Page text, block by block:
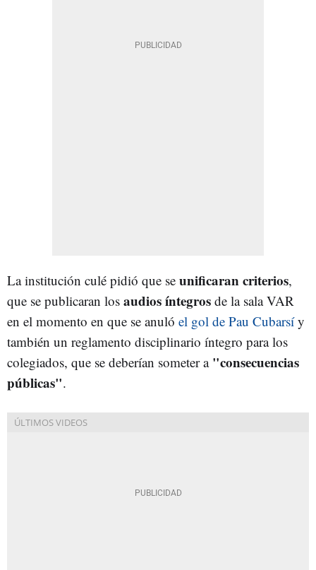
La institución culé pidió que se unificaran criterios,
que se publicaran los audios íntegros de la sala VAR
en el momento en que se anuló el gol de Pau Cubarsíy
también un reglamento disciplinario íntegro para los
colegiados, que se deberían someter a "consecuencias
públicas".